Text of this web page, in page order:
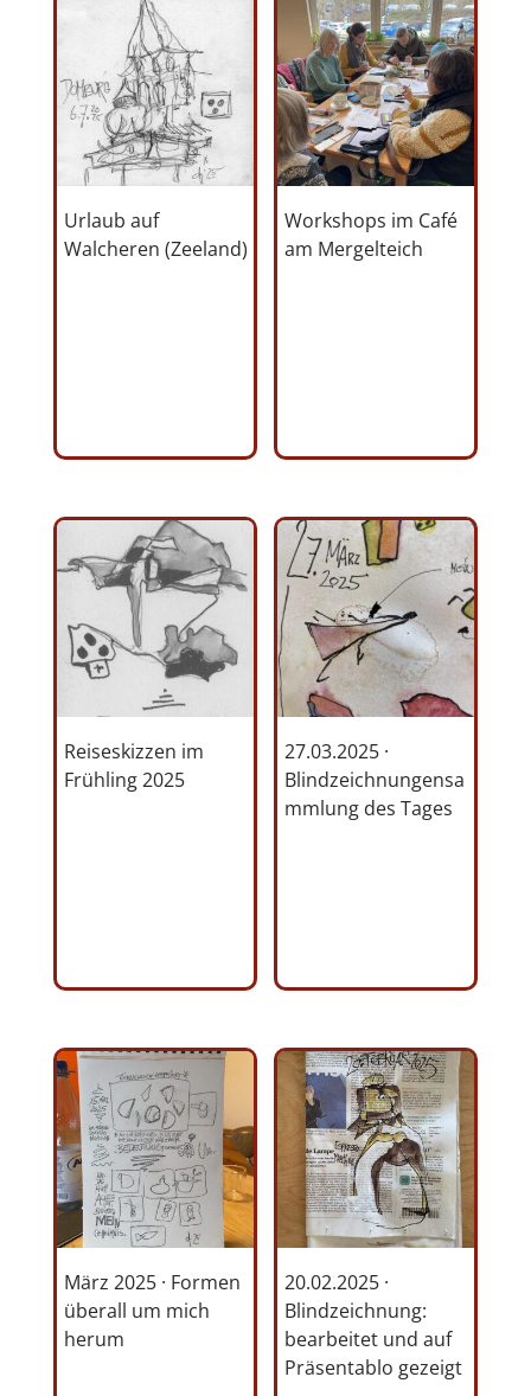
Urlaub auf
Walcheren (Zeeland)
Workshops im Café
am Mergelteich
Reiseskizzen im
Frühling 2025
27.03.2025 ·
Blindzeichnungensa
mmlung des Tages
März 2025 · Formen
überall um mich
herum
20.02.2025 ·
Blindzeichnung:
bearbeitet und auf
Präsentablo gezeigt